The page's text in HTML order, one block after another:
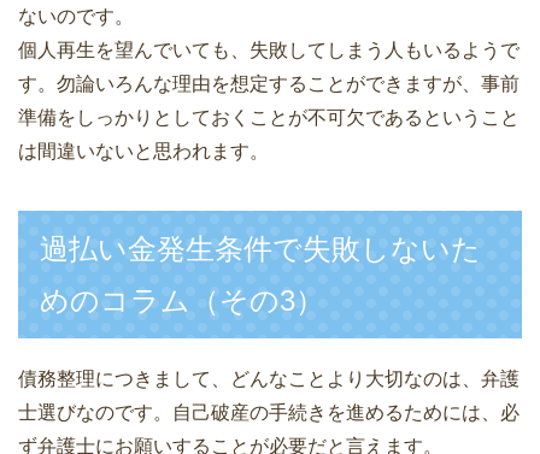
ないのです。
個人再生を望んでいても、失敗してしまう人もいるようで
す。勿論いろんな理由を想定することができますが、事前
準備をしっかりとしておくことが不可欠であるということ
は間違いないと思われます。
過払い金発生条件で失敗しないた
めのコラム（その3）
債務整理につきまして、どんなことより大切なのは、弁護
士選びなのです。自己破産の手続きを進めるためには、必
ず弁護士にお願いすることが必要だと言えます。